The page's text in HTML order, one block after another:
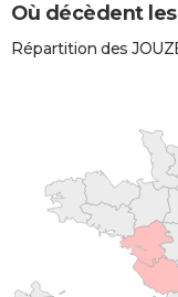
Où décèdent les
Répartition des